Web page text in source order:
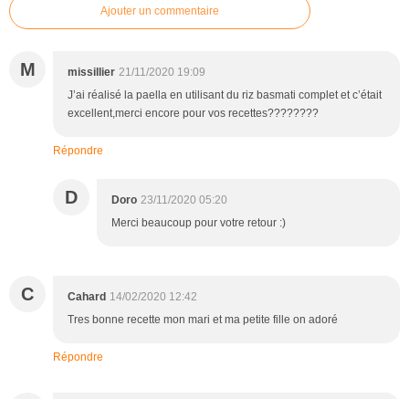
Ajouter un commentaire
M missillier 21/11/2020 19:09
J’ai réalisé la paella en utilisant du riz basmati complet et c’était
excellent,merci encore pour vos recettes????????
Répondre
D Doro 23/11/2020 05:20
Merci beaucoup pour votre retour :)
C Cahard 14/02/2020 12:42
Tres bonne recette mon mari et ma petite fille on adoré
Répondre